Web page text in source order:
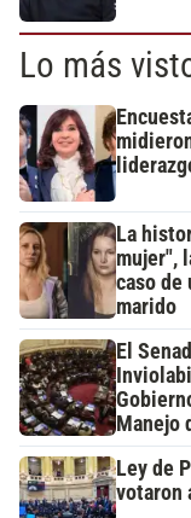
Lo más
La
mujer",
caso de
marido
El
Manejo
Ley de
votaron